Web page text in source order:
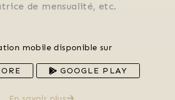
de mensualité, etc.
mobile disponible sur
GOOGLE PLAY